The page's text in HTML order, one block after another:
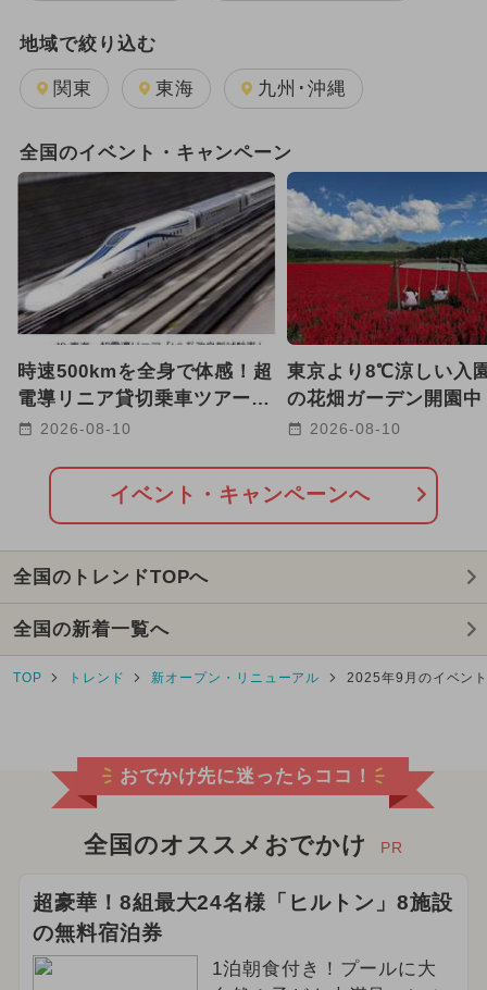
地域で絞り込む
関東 東海 九州･沖縄
全国のイベント・キャンペーン
時速500kmを全身で体感！超
電導リニア貸切乗車ツアー開
催 温泉宿泊も選べる2コー
2026-08-10
東京より8℃涼しい入
の花畑ガーデン開園
岳の絶景ブランコで
2026-08-10
イベント・キャンペーンへ
全国のトレンドTOPへ
全国の新着一覧へ
TOP トレンド 新オープン・リニューアル 2025年9月のイベン
おでかけ先に迷ったらココ！
全国のオススメおでかけ PR
超豪華！8組最大24名様「ヒルトン」8施設
の無料宿泊券
1泊朝食付き！プールに大